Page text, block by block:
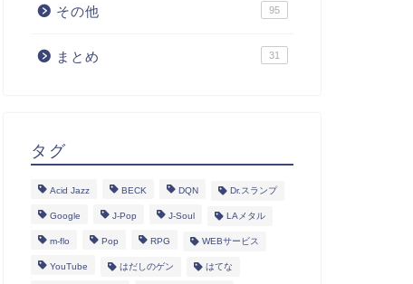
その他 95
まとめ 31
タグ
Acid Jazz BECK DQN Dr.スランプ
Google J-Pop J-Soul LAメタル
m-flo Pop RPG WEBサービス
YouTube はだしのゲン はてな